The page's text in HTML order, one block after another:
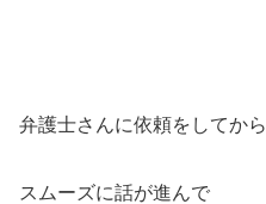
弁護士さんに依頼をしてから
スムーズに話が進んで